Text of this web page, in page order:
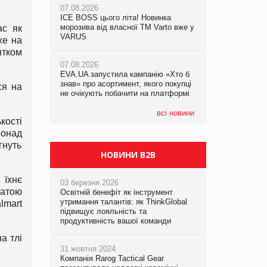
як
на
на
тлі
07.08.2026
ICE BOSS цього літа! Новинка
морозива від власної ТМ Varto вже у
VARUS
07.08.2026
EVA.UA запустила кампанію «Хто б
знав» про асортимент, якого покупці
не очікують побачити на платформі
всі новини
07.08.2026
ICE BOSS цього літа! Новинка
морозива від власної ТМ Varto вже у
VARUS
07.08.2026
EVA.UA запустила кампанію «Хто б
знав» про асортимент, якого покупці
не очікують побачити на платформі
07.08.2026
Франція заборонила рекламні дзвінки
НОВИНИ B2B
03 березня 2026
Освітній бенефіт як інструмент
утримання талантів: як ThinkGlobal
підвищує лояльність та
продуктивність вашої команди
31 жовтня 2024
Компанія Rarog Tactical Gear